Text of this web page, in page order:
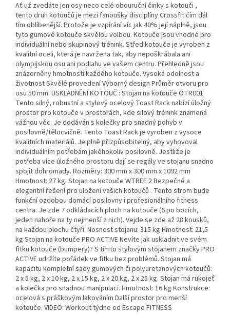
Ať už zvedáte jen osy neco celé obouruční činky s kotouči ,
tento druh kotoučů je mezi fanoušky disciplíny Crossfit čím dál
tím oblíbenější. Protože je vzpírání víc jak 40% její náplně, jsou
tyto gumové kotouče skvělou volbou. Kotouče jsou vhodné pro
individuální nebo skupinový trénink. Střed kotouče je vyroben z
kvalitní oceli, která je navržena tak, aby nepoškrábala ani
olympijskou osu ani podlahu ve vašem centru. Přehledně jsou
znázorněny hmotnosti každého kotouče. Vysoká odolnost a
životnost Skvělé provedení Výborný design Průměr otvoru pro
osu 50 mm. USKLADNĚNÍ KOTOUČ : Stojan na kotouče OTR001
Tento silný, robustní a stylový ocelový Toast Rack nabízí úložný
prostor pro kotouče v prostorách, kde silový trénink znamená
vážnou věc. Je dodáván s kolečky pro snadný pohyb v
posilovně/tělocvičně. Tento Toast Rack je vyroben z vysoce
kvalitních materiálů. Je plně přizpůsobitelný, aby vyhovoval
individuálním potřebám jakéhokoliv posilovně. Jestliže je
potřeba více úložného prostoru dají se regály ve stojanu snadno
spojit dohromady. Rozměry: 300 mm x 300 mm x 1092 mm
Hmotnost: 27 kg. Stojan na kotouče WTREE 2 Bezpečné a
elegantní řešení pro uložení vašich kotoučů . Tento strom bude
funkční ozdobou domácí posilovny i profesionálního fitness
centra. Je zde 7 odkládacích ploch na kotouče (6 po bocích,
jeden nahoře na ty nejmenší z nich). Vejde se zde až 28 kousků,
na každou plochu čtyři. Nosnost stojanu: 315 kg Hmotnost: 21,5
kg Stojan na kotouče PRO ACTIVE Nevíte jak uskladnit ve svém
fitku kotouče (bumpery)? S tímto stylovým stojanem značky PRO
ACTIVE udržíte pořádek ve fitku bez problémů. Stojan má
kapacitu kompletní sady gumových či polyuretanových kotoučů:
2 x 5 kg, 2 x 10 kg, 2 x 15 kg, 2 x 20 kg, 2 x 25 kg. Stojan má rukojeť
a kolečka pro snadnou manipulaci. Hmotnost: 16 kg Konstrukce:
ocelová s práškovým lakováním Další prostor pro menší
kotouče. VIDEO: Workout týdne od Escape FITNESS